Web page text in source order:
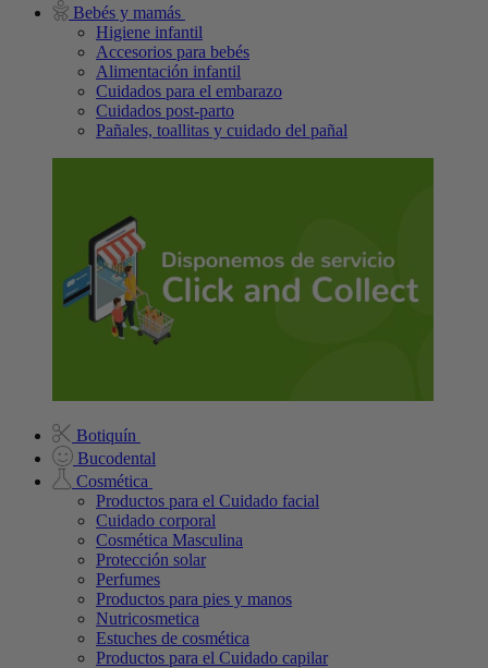
Bebés y mamás
Higiene infantil
Accesorios para bebés
Alimentación infantil
Cuidados para el embarazo
Cuidados post-parto
Pañales, toallitas y cuidado del pañal
Botiquín
Bucodental
Cosmética
Productos para el Cuidado facial
Cuidado corporal
Cosmética Masculina
Protección solar
Perfumes
Productos para pies y manos
Nutricosmetica
Estuches de cosmética
Productos para el Cuidado capilar